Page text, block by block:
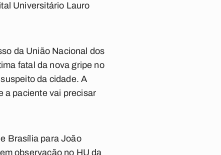
Universitário Lauro
da União Nacional dos
fatal da nova gripe no
da cidade. A
a paciente vai precisar
Brasília para João
observação no HU da